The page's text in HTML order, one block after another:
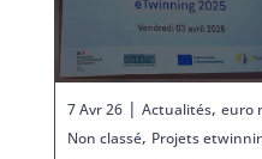
7 Avr 26| Actualités, euro
Non classé, Projets